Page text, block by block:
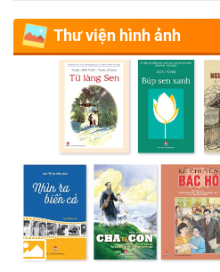
Thư viện hình ảnh